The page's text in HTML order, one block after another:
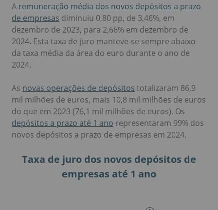
A remuneração média dos novos depósitos a prazo
de empresas diminuiu 0,80 pp, de 3,46%, em
dezembro de 2023, para 2,66% em dezembro de
2024. Esta taxa de juro manteve-se sempre abaixo
da taxa média da área do euro durante o ano de
2024.
As novas operações de depósitos totalizaram 86,9
mil milhões de euros, mais 10,8 mil milhões de euros
do que em 2023 (76,1 mil milhões de euros). Os
depósitos a prazo até 1 ano representaram 99% dos
novos depósitos a prazo de empresas em 2024.
Taxa de juro dos novos depósitos de
empresas até 1 ano